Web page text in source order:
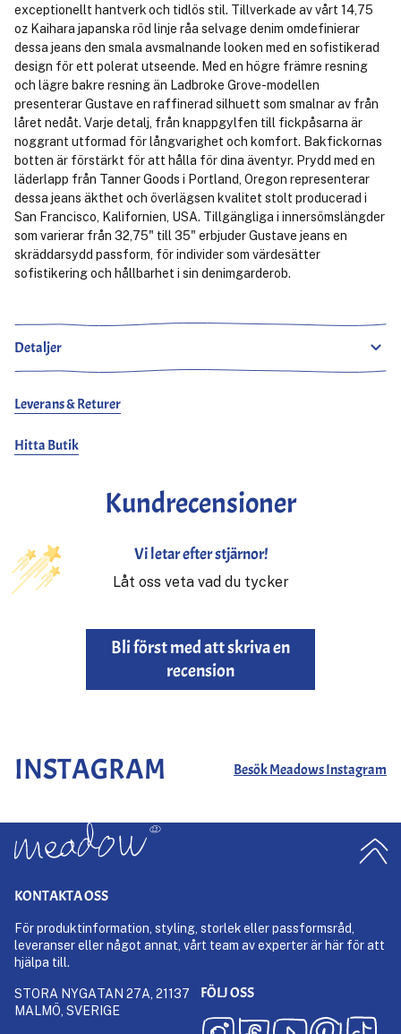
exceptionellt hantverk och tidlös stil. Tillverkade av vårt 14,75
oz Kaihara japanska röd linje råa selvage denim omdefinierar
dessa jeans den smala avsmalnande looken med en sofistikerad
design för ett polerat utseende. Med en högre främre resning
och lägre bakre resning än Ladbroke Grove-modellen
presenterar Gustave en raffinerad silhuett som smalnar av från
låret nedåt. Varje detalj, från knappgylfen till fickpåsarna är
noggrant utformad för långvarighet och komfort. Bakfickornas
botten är förstärkt för att hålla för dina äventyr. Prydd med en
läderlapp från Tanner Goods i Portland, Oregon representerar
dessa jeans äkthet och överlägsen kvalitet stolt producerad i
San Francisco, Kalifornien, USA. Tillgängliga i innersömslängder
som varierar från 32,75" till 35" erbjuder Gustave jeans en
skräddarsydd passform, för individer som värdesätter
sofistikering och hållbarhet i sin denimgarderob.
Detaljer
Leverans & Returer
Hitta Butik
Kundrecensioner
Vi letar efter stjärnor!
Låt oss veta vad du tycker
Bli först med att skriva en
recension
INSTAGRAM Besök Meadows Instagram
KONTAKTA OSS
För produktinformation, styling, storlek eller passformsråd,
leveranser eller något annat, vårt team av experter är här för att
hjälpa till.
STORA NYGATAN 27A, 21137
MALMÖ, SVERIGE
FÖLJ OSS